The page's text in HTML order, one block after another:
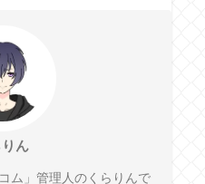
りん
ム」管理人のくらりんで